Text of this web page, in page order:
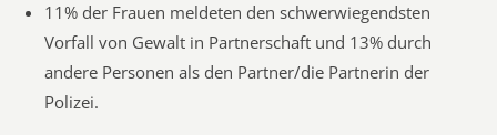
11% der Frauen meldeten den schwerwiegendsten
Vorfall von Gewalt in Partnerschaft und 13% durch
andere Personen als den Partner/die Partnerin der
Polizei.